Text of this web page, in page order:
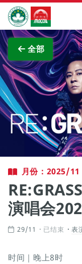
跳至主内容
澳门特别行政区政府
全部
月份：2025/11
演唱会
29/11 已结束 表
时间｜晚上8时